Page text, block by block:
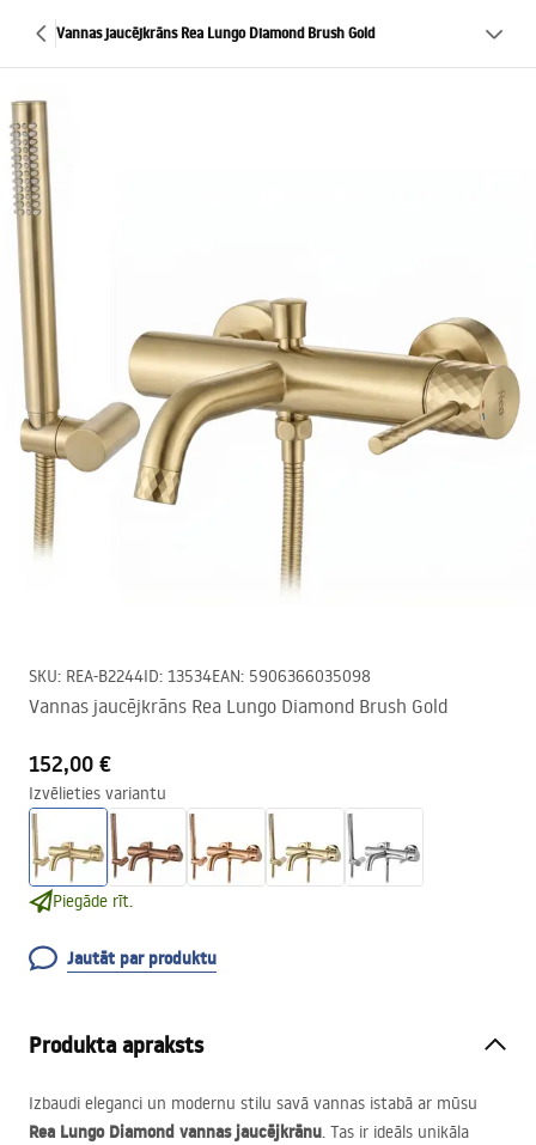
Vannas jaucējkrāns Rea Lungo Diamond Brush Gold
SKU: REA-B2244ID: 13534EAN: 5906366035098
Vannas jaucējkrāns Rea Lungo Diamond Brush Gold
152,00 €
Izvēlieties variantu
Piegāde rīt.
Jautāt par produktu
Produkta apraksts
Izbaudi eleganci un modernu stilu savā vannas istabā ar mūsu
Rea Lungo Diamond vannas jaucējkrānu. Tas ir ideāls unikāla